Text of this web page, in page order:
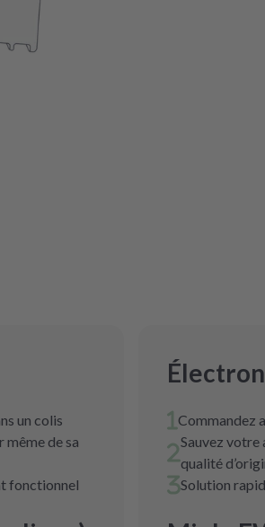
un colis
de sa
fonctionnel
Commandez
Sauvez votre
qualité
Solution